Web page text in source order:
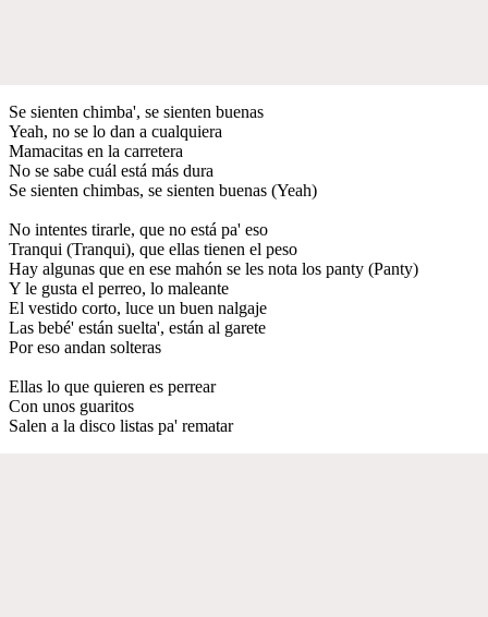
Se sienten chimba', se sienten buenas
Yeah, no se lo dan a cualquiera
Mamacitas en la carretera
No se sabe cuál está más dura
Se sienten chimbas, se sienten buenas (Yeah)
No intentes tirarle, que no está pa' eso
Tranqui (Tranqui), que ellas tienen el peso
Hay algunas que en ese mahón se les nota los panty (Panty)
Y le gusta el perreo, lo maleante
El vestido corto, luce un buen nalgaje
Las bebé' están suelta', están al garete
Por eso andan solteras
Ellas lo que quieren es perrear
Con unos guaritos
Salen a la disco listas pa' rematar